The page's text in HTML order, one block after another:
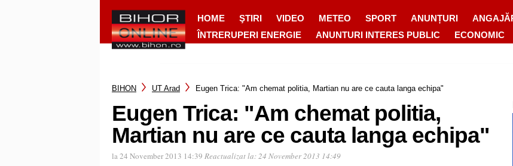
HOME ŞTIRI VIDEO METEO SPORT ANUNȚURI
ÎNTRERUPERI ENERGIE
ANUNTURI INTERES PUBLIC ECONOMIC
BIHON UT Arad Eugen Trica: "Am chemat politia, Martian nu are ce cauta langa echipa"
Eugen Trica: "Am chemat politia,
Martian nu are ce cauta langa echipa"
la 24 November 2013 14:39 Reactualizat la:24 November 2013 14:49